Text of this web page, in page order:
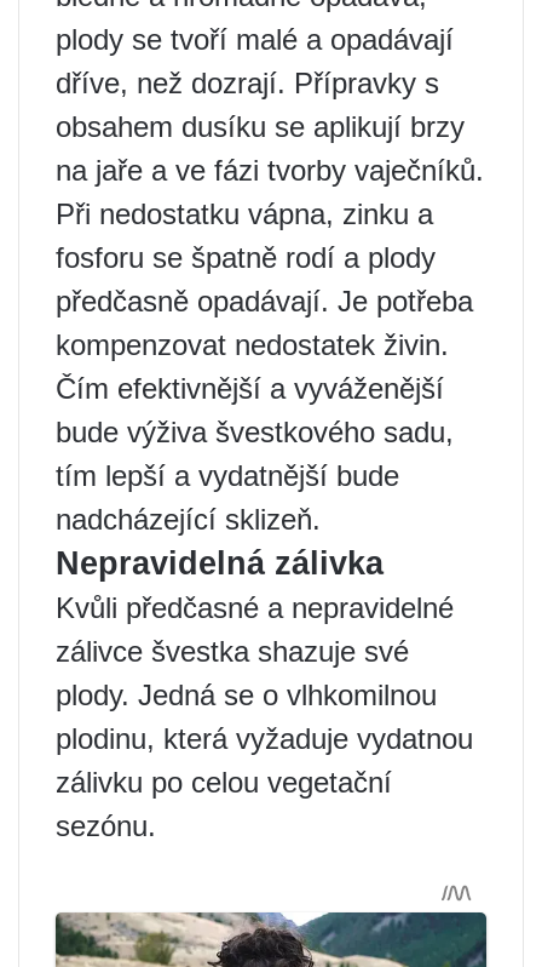
plody se tvoří malé a opadávají
dříve, než dozrají. Přípravky s
obsahem dusíku se aplikují brzy
na jaře a ve fázi tvorby vaječníků.
Při nedostatku vápna, zinku a
fosforu se špatně rodí a plody
předčasně opadávají. Je potřeba
kompenzovat nedostatek živin.
Čím efektivnější a vyváženější
bude výživa švestkového sadu,
tím lepší a vydatnější bude
nadcházející sklizeň.
Nepravidelná zálivka
Kvůli předčasné a nepravidelné
zálivce švestka shazuje své
plody. Jedná se o vlhkomilnou
plodinu, která vyžaduje vydatnou
zálivku po celou vegetační
sezónu.